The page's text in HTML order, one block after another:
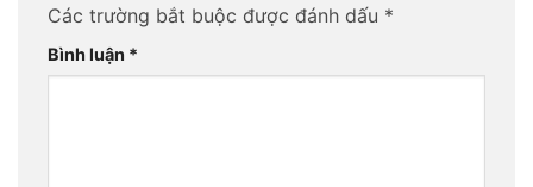
Các trường bắt buộc được đánh dấu *
Bình luận *